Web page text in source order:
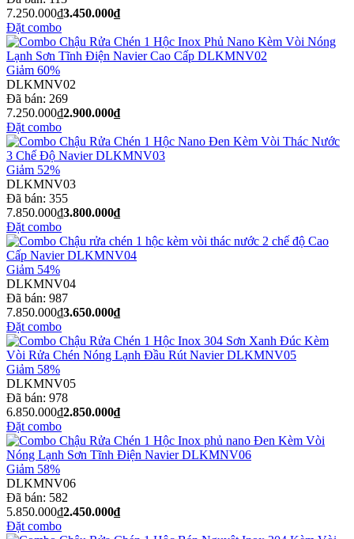
7.250.000₫3.450.000₫
Đặt combo
Giảm 60%
DLKMNV02
Đã bán: 269
7.250.000₫2.900.000₫
Đặt combo
Giảm 52%
DLKMNV03
Đã bán: 355
7.850.000₫3.800.000₫
Đặt combo
Giảm 54%
DLKMNV04
Đã bán: 987
7.850.000₫3.650.000₫
Đặt combo
Giảm 58%
DLKMNV05
Đã bán: 978
6.850.000₫2.850.000₫
Đặt combo
Giảm 58%
DLKMNV06
Đã bán: 582
5.850.000₫2.450.000₫
Đặt combo